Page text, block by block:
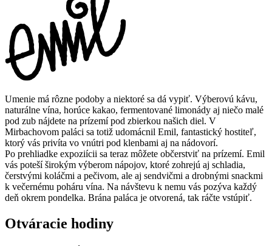
Umenie má rôzne podoby a niektoré sa dá vypiť. Výberovú kávu,
naturálne vína, horúce kakao, fermentované limonády aj niečo malé
pod zub nájdete na prízemí pod zbierkou našich diel. V
Mirbachovom paláci sa totiž udomácnil Emil, fantastický hostiteľ,
ktorý vás privíta vo vnútri pod klenbami aj na nádovorí.
Po prehliadke expoziícii sa teraz môžete občerstviť na prízemí. Emil
vás poteší širokým výberom nápojov, ktoré zohrejú aj schladia,
čerstvými koláčmi a pečivom, ale aj sendvičmi a drobnými snackmi
k večernému poháru vína. Na návštevu k nemu vás pozýva každý
deň okrem pondelka. Brána paláca je otvorená, tak ráčte vstúpiť.
Otváracie hodiny